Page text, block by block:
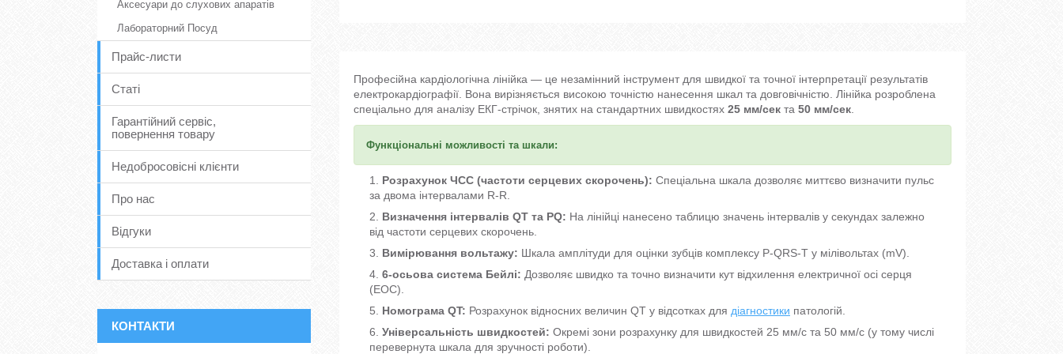
Професійна кардіологічна лінійка — це незамінний інструмент для швидкої та точної інтерпретації результатів
електрокардіографії. Вона вирізняється високою точністю нанесення шкал та довговічністю. Лінійка розроблена
спеціально для аналізу ЕКГ-стрічок, знятих на стандартних швидкостях 25 мм/сек та 50 мм/сек.
Функціональні можливості та шкали:
Розрахунок ЧСС (частоти серцевих скорочень): Спеціальна шкала дозволяє миттєво визначити пульс
за двома інтервалами R-R.
Визначення інтервалів QT та PQ: На лінійці нанесено таблицю значень інтервалів у секундах залежно
від частоти серцевих скорочень.
Вимірювання вольтажу: Шкала амплітуди для оцінки зубців комплексу P-QRS-T у мілівольтах (mV).
6-осьова система Бейлі: Дозволяє швидко та точно визначити кут відхилення електричної осі серця
(ЕОС).
Номограма QT: Розрахунок відносних величин QT у відсотках для діагностики патологій.
Універсальність швидкостей: Окремі зони розрахунку для швидкостей 25 мм/с та 50 мм/с (у тому числі
перевернута шкала для зручності роботи).
Аксесуари до слухових апаратів
Лабораторний Посуд
Прайс-листи
Статі
Гарантійний сервіс,
повернення товару
Недобросовісні клієнти
Про нас
Відгуки
Доставка і оплати
КОНТАКТИ